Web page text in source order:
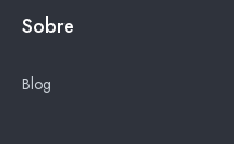
Sobre
Blog